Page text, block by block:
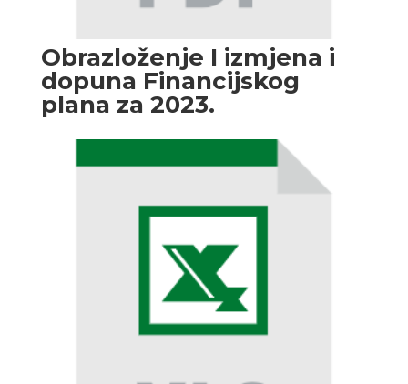
Obrazloženje I izmjena i
dopuna Financijskog
plana za 2023.